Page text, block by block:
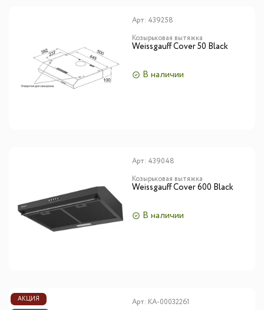
Арт: 439258
Козырьковая вытяжка
Weissgauff Cover 50 Black
В наличии
Арт: 439048
Козырьковая вытяжка
Weissgauff Cover 600 Black
В наличии
АКЦИЯ
Арт: КА-00032261